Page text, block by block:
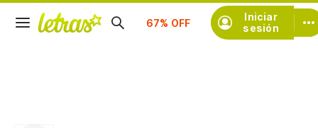
Iniciar
sesión
Suscríbete